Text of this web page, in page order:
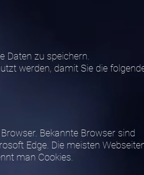
Daten zu speichern.
werden, damit Sie die
Bekannte Browser sind
Edge. Die meisten
man Cookies.